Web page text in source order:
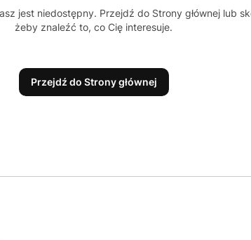
jest niedostępny. Przejdź do Strony głównej lub
żeby znaleźć to, co Cię interesuje.
Przejdź do Strony głównej